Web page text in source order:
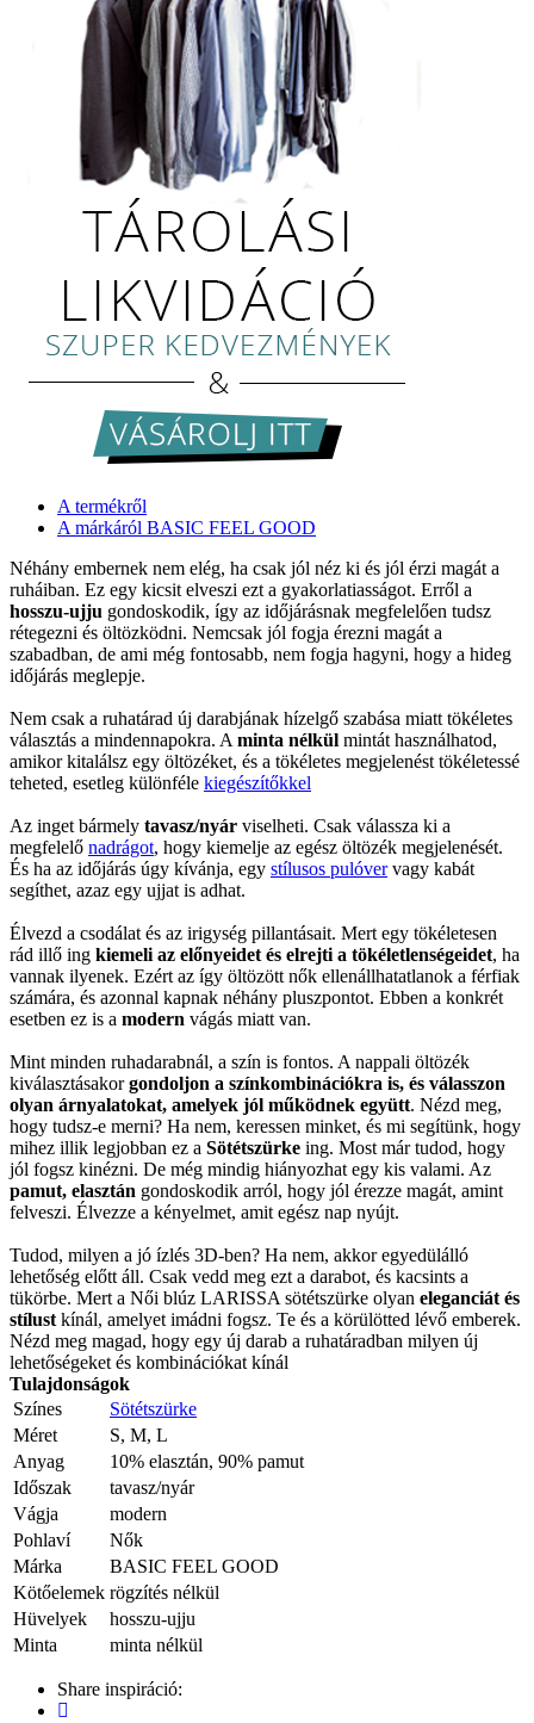
A termékről
A márkáról BASIC FEEL GOOD
Néhány embernek nem elég, ha csak jól néz ki és jól érzi magát a
ruháiban. Ez egy kicsit elveszi ezt a gyakorlatiasságot. Erről a
hosszu-ujju gondoskodik, így az időjárásnak megfelelően tudsz
rétegezni és öltözködni. Nemcsak jól fogja érezni magát a
szabadban, de ami még fontosabb, nem fogja hagyni, hogy a hideg
időjárás meglepje.
Nem csak a ruhatárad új darabjának hízelgő szabása miatt tökéletes
választás a mindennapokra. A minta nélkül mintát használhatod,
amikor kitalálsz egy öltözéket, és a tökéletes megjelenést tökéletessé
teheted, esetleg különféle kiegészítőkkel
Az inget bármely tavasz/nyár viselheti. Csak válassza ki a
megfelelő nadrágot, hogy kiemelje az egész öltözék megjelenését.
És ha az időjárás úgy kívánja, egy stílusos pulóvervagy kabát
segíthet, azaz egy ujjat is adhat.
Élvezd a csodálat és az irigység pillantásait. Mert egy tökéletesen
rád illő ing kiemeli az előnyeidet és elrejti a tökéletlenségeidet, ha
vannak ilyenek. Ezért az így öltözött nők ellenállhatatlanok a férfiak
számára, és azonnal kapnak néhány pluszpontot. Ebben a konkrét
esetben ez is a modern vágás miatt van.
Mint minden ruhadarabnál, a szín is fontos. A nappali öltözék
kiválasztásakorgondoljon a színkombinációkra is, és válasszon
olyan árnyalatokat, amelyek jól működnek együtt. Nézd meg,
hogy tudsz-e merni? Ha nem, keressen minket, és mi segítünk, hogy
mihez illik legjobban ez a Sötétszürke ing. Most már tudod, hogy
jól fogsz kinézni. De még mindig hiányozhat egy kis valami. Az
pamut, elasztán gondoskodik arról, hogy jól érezze magát, amint
felveszi. Élvezze a kényelmet, amit egész nap nyújt.
Tudod, milyen a jó ízlés 3D-ben? Ha nem, akkor egyedülálló
lehetőség előtt áll. Csak vedd meg ezt a darabot, és kacsints a
tükörbe. Mert a Női blúz LARISSA sötétszürke olyan eleganciát és
stílust kínál, amelyet imádni fogsz. Te és a körülötted lévő emberek.
Nézd meg magad, hogy egy új darab a ruhatáradban milyen új
lehetőségeket és kombinációkat kínál
Tulajdonságok
Színes
Sötétszürke
Méret
S, M, L
Anyag
10% elasztán, 90% pamut
Időszak
tavasz/nyár
Vágja
modern
Pohlaví
Nők
Márka
BASIC FEEL GOOD
Kötőelemek rögzítés nélkül
Hüvelyek
hosszu-ujju
Minta
minta nélkül
Share inspiráció: